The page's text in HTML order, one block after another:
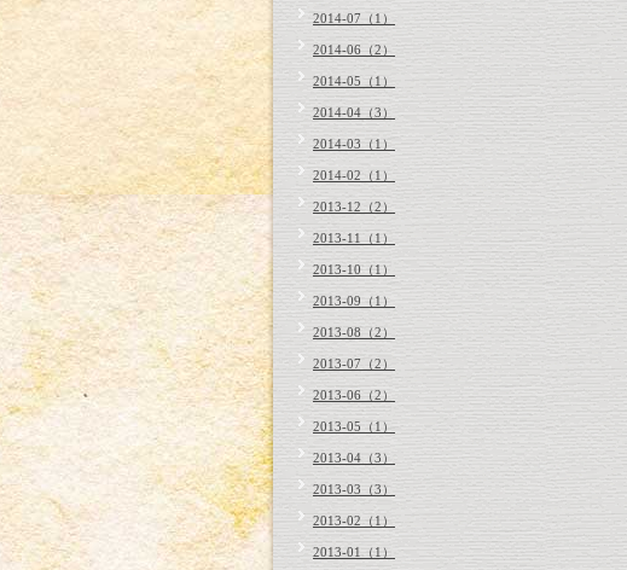
2014-07（1）
2014-06（2）
2014-05（1）
2014-04（3）
2014-03（1）
2014-02（1）
2013-12（2）
2013-11（1）
2013-10（1）
2013-09（1）
2013-08（2）
2013-07（2）
2013-06（2）
2013-05（1）
2013-04（3）
2013-03（3）
2013-02（1）
2013-01（1）